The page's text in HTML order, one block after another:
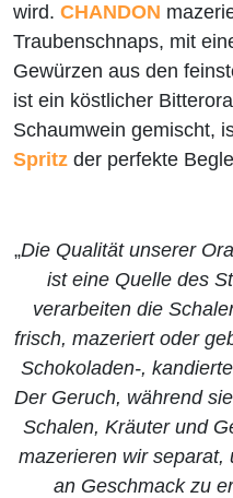
wird. CHANDON
Traubenschnaps, mit
Gewürzen aus den
ist ein köstlicher
Schaumwein gemischt,
Spritz der perfekte
„Die Qualität unserer
ist eine Quelle des
verarbeiten die
frisch, mazeriert oder
Schokoladen-,
Der Geruch, während
Schalen, Kräuter und
mazerieren wir separat,
an Geschmack zu